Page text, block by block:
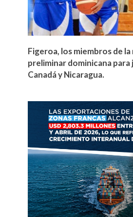
Figeroa, los miembros de
preliminar dominicana
Canadá y Nicaragua.